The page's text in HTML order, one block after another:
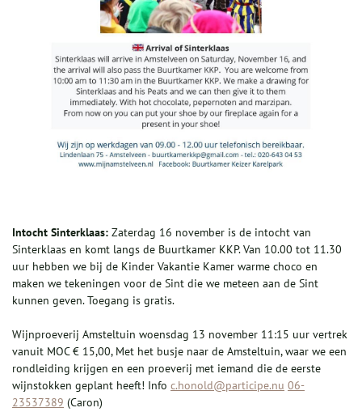
Intocht Sinterklaas: Zaterdag 16 november is de intocht van
Sinterklaas en komt langs de Buurtkamer KKP. Van 10.00 tot 11.30
uur hebben we bij de Kinder Vakantie Kamer warme choco en
maken we tekeningen voor de Sint die we meteen aan de Sint
kunnen geven. Toegang is gratis.
Wijnproeverij Amsteltuin woensdag 13 november 11:15 uur vertrek
vanuit MOC € 15,00, Met het busje naar de Amsteltuin, waar we een
rondleiding krijgen en een proeverij met iemand die de eerste
wijnstokken geplant heeft! Info c.honold@participe.nu 06-
23537389 (Caron)